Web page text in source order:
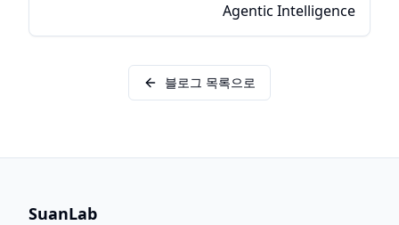
Agentic Intelligence
블로그 목록으로
SuanLab